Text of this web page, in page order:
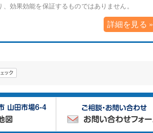
効果効能を保証するものではありません。
詳細を見る »